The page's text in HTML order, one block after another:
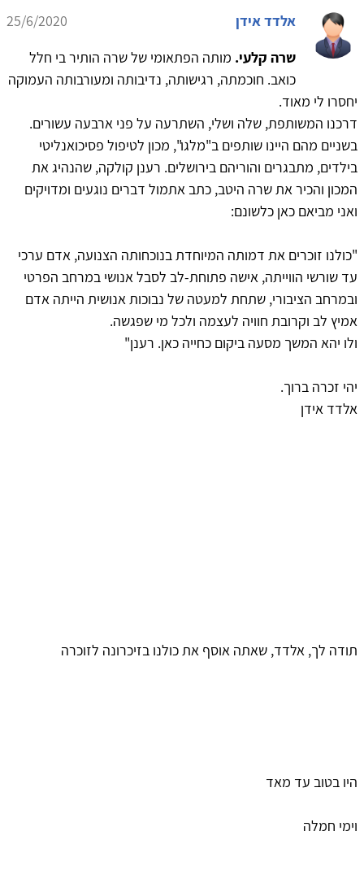
אלדד אידן
25/6/2020
שרה קלעי. מותה הפתאומי של שרה הותיר בי חלל
כואב. חוכמתה, רגישותה, נדיבותה ומעורבותה העמוקה
יחסרו לי מאוד.
דרכנו המשותפת, שלה ושלי, השתרעה על פני ארבעה עשורים.
בשניים מהם היינו שותפים ב"מלגו", מכון לטיפול פסיכואנליטי
בילדים, מתבגרים והוריהם בירושלים. רענן קולקה, שהנהיג את
המכון והכיר את שרה היטב, כתב אתמול דברים נוגעים ומדויקים
ואני מביאם כאן כלשונם:
"כולנו זוכרים את דמותה המיוחדת בנוכחותה הצנועה, אדם ערכי
עד שורשי הווייתה, אישה פתוחת-לב לסבל אנושי במרחב הפרטי
ובמרחב הציבורי, שתחת למעטה של נבוכות אנושית הייתה אדם
אמיץ לב וקרובת חוויה לעצמה ולכל מי שפגשה.
ולו יהא המשך מסעה ביקום כחייה כאן. רענן"
יהי זכרה ברוך.
אלדד אידן
תודה לך, אלדד, שאתה אוסף את כולנו בזיכרונה לזוכרה
היו בטוב עד מאד
וימי חמלה